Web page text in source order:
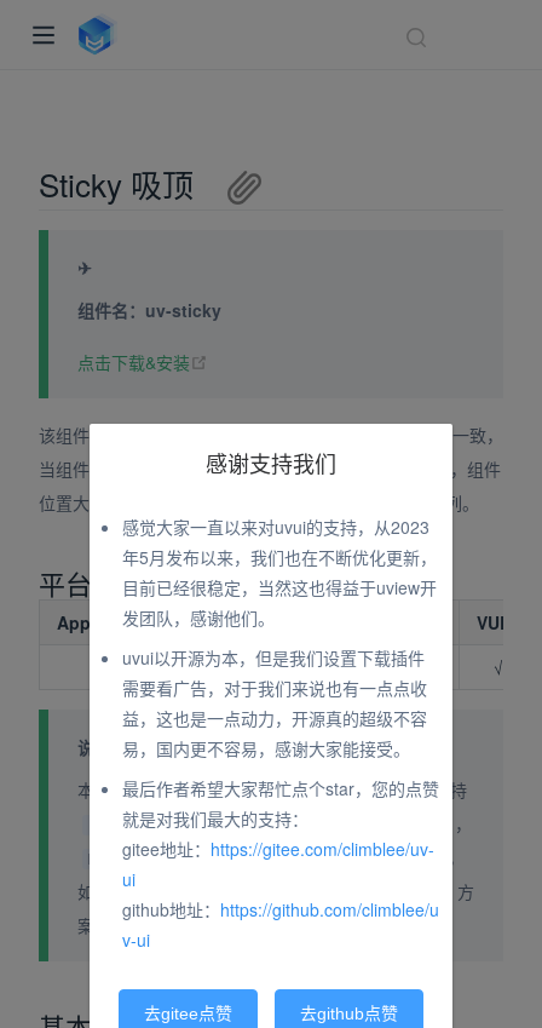
Sticky 吸顶
✈
组件名：uv-sticky
点击下载&安装
该组件与CSS中
属性实现的效果一致，
当组件达到预设的到顶部距离时， 就会固定在指定位置，组件
位置大于预设的顶部距离时，会重新按照正常的布局排列。
平台兼容性
App（vue） App（nvue）
VUE2
√
√ √ √ √
说明
本组件内部通过多种手段判断当前运行环境是否支持
css sticky ，在 H5 ， ，
MP-WEIIXN ， 安卓
等环境可以进行准确判断，
如果支持则使用
方
案。
感谢支持我们
感觉大家一直以来对uvui的支持，从2023
年5月发布以来，我们也在不断优化更新，
目前已经很稳定，当然这也得益于uview开
发团队，感谢他们。
uvui以开源为本，但是我们设置下载插件
需要看广告，对于我们来说也有一点点收
益，这也是一点动力，开源真的超级不容
易，国内更不容易，感谢大家能接受。
最后作者希望大家帮忙点个star，您的点赞
就是对我们最大的支持：
gitee地址： https://gitee.com/climblee/uv-
ui
github地址： https://github.com/climblee/u
v-ui
去gitee点赞 去github点赞